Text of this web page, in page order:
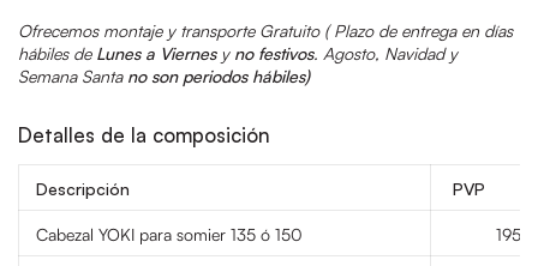
Ofrecemos montaje y transporte Gratuito ( Plazo de entrega en días
hábiles de Lunes a Viernesy no festivos. Agosto, Navidad y
Semana Santa no son periodos hábiles)
Detalles de la composición
Descripción PVP
Cabezal YOKI para somier 135 ó 150